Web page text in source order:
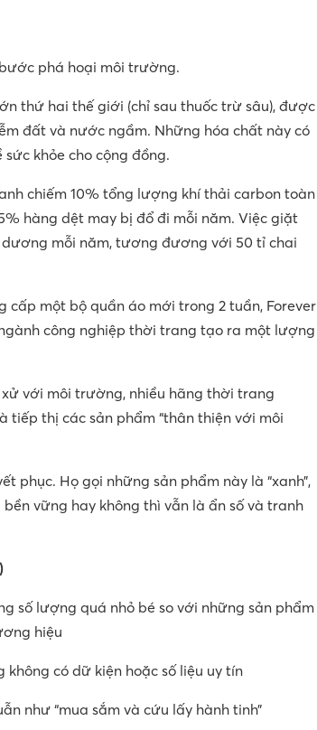
phá hoại môi trường.
thứ hai thế giới (chỉ sau thuốc trừ sâu), được
đất và nước ngầm. Những hóa chất này có
khỏe cho cộng đồng.
chiếm 10% tổng lượng khí thải carbon toàn
hàng dệt may bị đổ đi mỗi năm. Việc giặt
mỗi năm, tương đương với 50 tỉ chai
cấp một bộ quần áo mới trong 2 tuần, Forever
công nghiệp thời trang tạo ra một lượng
với môi trường, nhiều hãng thời trang
tiếp thị các sản phẩm “thân thiện với môi
phục. Họ gọi những sản phẩm này là “xanh”,
vững hay không thì vẫn là ẩn số và tranh
số lượng quá nhỏ bé so với những sản phẩm
hiệu
có dữ kiện hoặc số liệu uy tín
như “mua sắm và cứu lấy hành tinh”